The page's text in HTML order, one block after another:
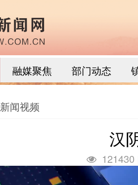
融媒聚焦 部门动态
新闻视频
汉
121430